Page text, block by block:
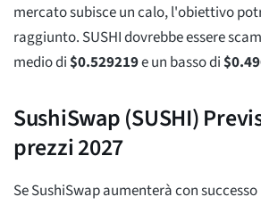
mercato subisce un calo, l'obiettivo
raggiunto. SUSHI dovrebbe essere
medio di$0.529219e un basso di$
SushiSwap (SUSHI)
prezzi 2027
Se SushiSwap aumenterà con